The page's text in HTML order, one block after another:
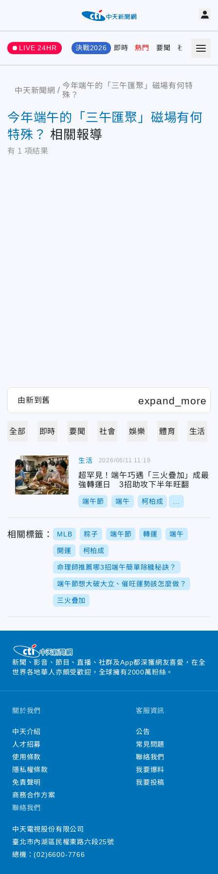
LIVE 24HR 決戰2026 即時 熱門 要聞 社會 娛樂
中天新聞網
今年端午的「三午匯聚」磁場有何特
殊？
今年端午的「三午匯聚」磁場有何
特殊？ 相關報導
有 1 項結果
全部 即時 要聞 社會 娛樂 體育 生活
生活
超罕見！端午巧遇「三火疊加」成最
強轉運日 3招助攻下半年旺翻
端午節 端午 柯柏成
2026/06/11 11:19
相關標籤： MLB 粽子 端午節 轉運 端午
開運 柯柏成
命理師推薦哪3招端午簡單除穢秘訣？
端午節想大破大立、催旺運勢該怎麼做？
三火疊加
新聞、影音、節目、直播、社群及App都深獲網友喜愛，在全
世界各地華人亦頗受歡迎，全球擁有2000萬粉絲。
關於我們
中天介紹
人才招募
使用條款
隱私權條款
免責聲明
商務合作方案
客服資訊
公告
常見問題
聯絡我們
我要爆料
我要投稿
聯絡我們
中天電視股份有限公司
臺北市內湖區民權東路六段25號
總機：(02)6600-7766